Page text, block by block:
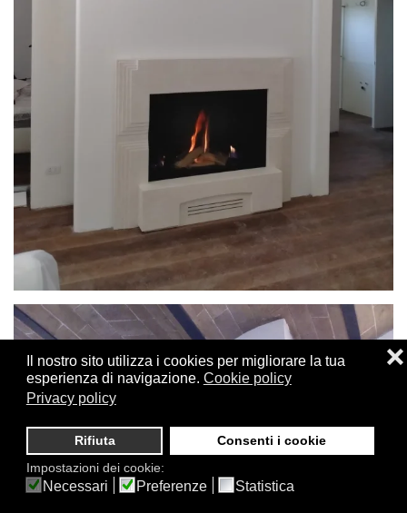
Il nostro sito utilizza i cookies per migliorare la tua
esperienza di navigazione. Cookie policy
Privacy policy
Rifiuta Consenti i cookie
❌
Impostazioni dei cookie:
Necessari Preferenze Statistica